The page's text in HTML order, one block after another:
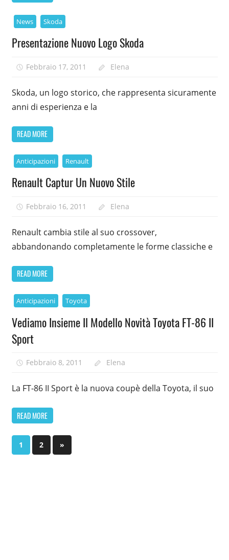
News Skoda
Presentazione Nuovo Logo Skoda
Febbraio 17, 2011 Elena
Skoda, un logo storico, che rappresenta sicuramente
anni di esperienza e la
READ MORE
Anticipazioni Renault
Renault Captur Un Nuovo Stile
Febbraio 16, 2011 Elena
Renault cambia stile al suo crossover,
abbandonando completamente le forme classiche e
READ MORE
Anticipazioni Toyota
Vediamo Insieme Il Modello Novità Toyota FT-86 II
Sport
Febbraio 8, 2011 Elena
La FT-86 II Sport è la nuova coupè della Toyota, il suo
READ MORE
Paginazione
1 2
Next
Posts
»